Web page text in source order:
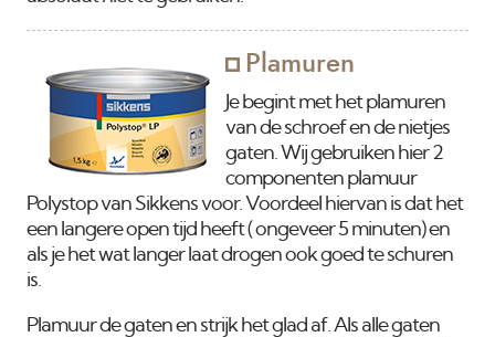
Plamuren
Je begint met het plamuren
van de schroef en de nietjes
gaten. Wij gebruiken hier 2
componenten plamuur
Polystop van Sikkens voor. Voordeel hiervan is dat het
een langere open tijd heeft ( ongeveer 5 minuten) en
als je het wat langer laat drogen ook goed te schuren
is.
Plamuur de gaten en strijk het glad af. Als alle gaten